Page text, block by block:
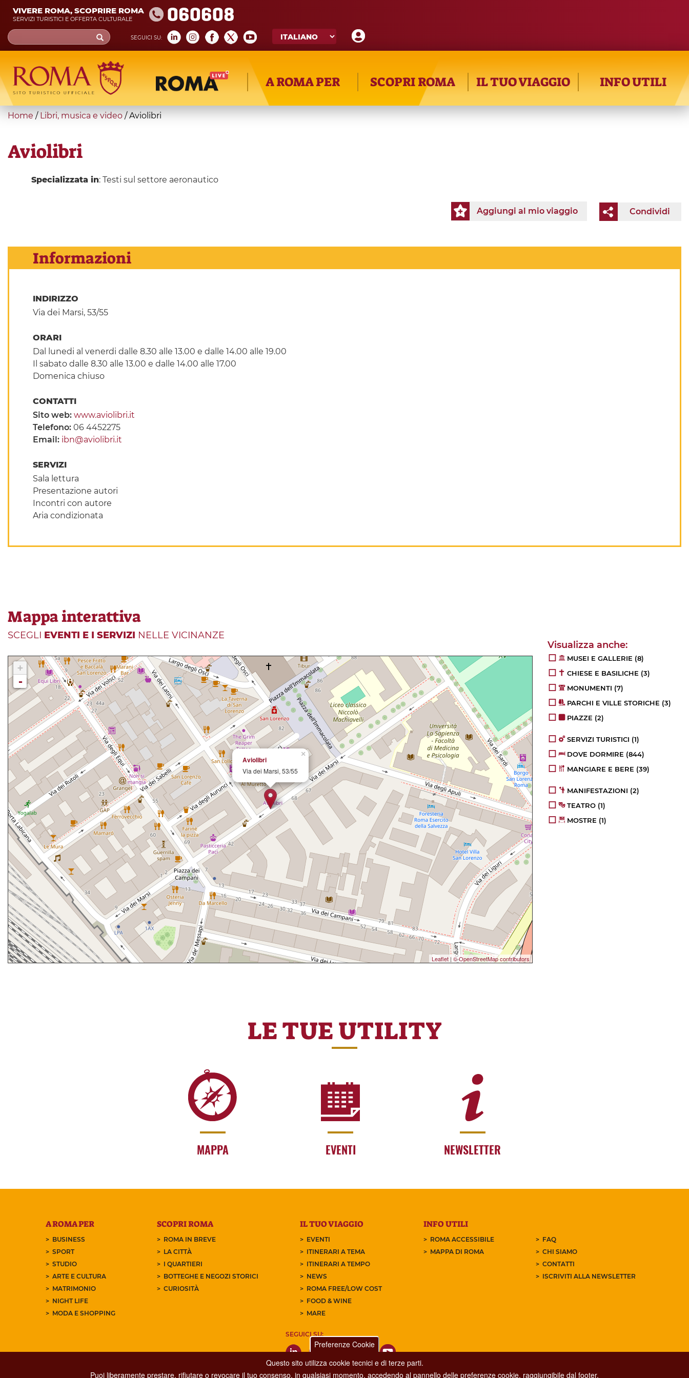
Skip
main
content
VIVERE ROMA, SCOPRIRE ROMA
SERVIZI TURISTICI E OFFERTA CULTURALE 060608
SEGUICI SU:
Search
form
Cerca
A ROMA PER SCOPRI ROMA IL TUO VIAGGIO INFO UTILI
You
here
Home / Libri, musica e video /Aviolibri
Aviolibri
Specializzata in: Testi sul settore aeronautico
Condividi
Aggiungi al mio viaggio
Informazioni
INDIRIZZO
Via dei Marsi, 53/55
ORARI
Dal lunedi al venerdi dalle 8.30 alle 13.00 e dalle 14.00 alle 19.00
Il sabato dalle 8.30 alle 13.00 e dalle 14.00 alle 17.00
Domenica chiuso
CONTATTI
Sito web: www.aviolibri.it
Telefono: 06 4452275
Email: ibn@aviolibri.it
SERVIZI
Sala lettura
Presentazione autori
Incontri con autore
Aria condizionata
Mappa interattiva
SCEGLI EVENTI E I SERVIZI NELLE VICINANZE
×
Aviolibri
Via dei Marsi, 53/55
+
-
Leaflet |© OpenStreetMap contributors
MUSEI E GALLERIE (8)
CHIESE E BASILICHE (3)
MONUMENTI (7)
PARCHI E VILLE STORICHE (3)
PIAZZE (2)
SERVIZI TURISTICI (1)
DOVE DORMIRE (844)
MANGIARE E BERE (39)
MANIFESTAZIONI (2)
TEATRO (1)
MOSTRE (1)
LE TUE UTILITY
MAPPA EVENTI NEWSLETTER
A ROMA PER
BUSINESS
SPORT
STUDIO
ARTE E CULTURA
MATRIMONIO
NIGHT LIFE
MODA E SHOPPING
SCOPRI ROMA
ROMA IN BREVE
LA CITTÀ
I QUARTIERI
BOTTEGHE E NEGOZI STORICI
CURIOSITÀ
IL TUO VIAGGIO
EVENTI
ITINERARI A TEMA
ITINERARI A TEMPO
NEWS
ROMA FREE/LOW COST
FOOD & WINE
MARE
INFO UTILI
ROMA ACCESSIBILE
MAPPA DI ROMA
FAQ
CHI SIAMO
CONTATTI
ISCRIVITI ALLA NEWSLETTER
SEGUICI SU:
Preferenze Cookie
Questo sito utilizza cookie tecnici e di terze parti.
Puoi liberamente prestare, rifiutare o revocare il tuo consenso, in qualsiasi momento, accedendo al pannello delle preferenze cookie, raggiungibile dal footer.